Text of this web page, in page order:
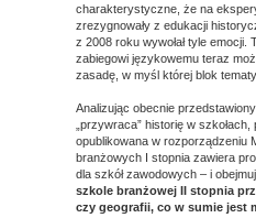
charakterystyczne, że na
zrezygnowały z edukacji
z 2008 roku wywołał tyle
zabiegowi językowemu teraz
zasadę, w myśl której blok
Analizując obecnie
„przywraca” historię w
opublikowana w rozporządzeniu
branżowych I stopnia zawiera
dla szkół zawodowych – i
szkole branżowej II stopnia
czy geografii, co w sumie jest